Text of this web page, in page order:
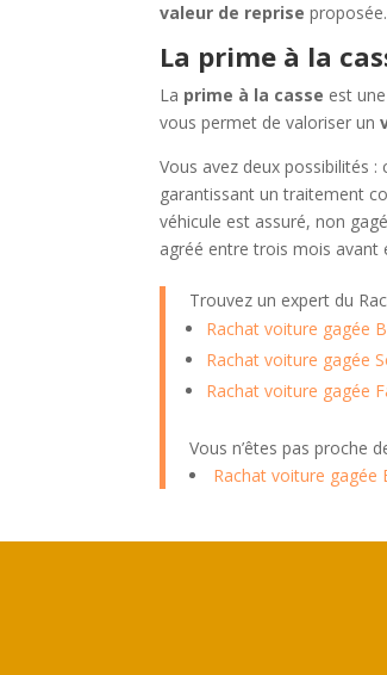
valeur de reprise proposée.
La prime à la
La prime à la casse est
vous permet de valoriser un
Vous avez deux possibilités
garantissant un traitement
véhicule est assuré, non
agréé entre trois mois avant
Trouvez un expert du
Rachat voiture gagée
Rachat voiture gagée
Rachat voiture gagée
Vous n’êtes pas proche
Rachat voiture gagée